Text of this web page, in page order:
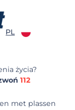
PL
życia?
112
met plassen